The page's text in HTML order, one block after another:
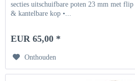
secties uitschuifbare poten 23 mm met
& kantelbare kop •...
EUR 65,00 *
Onthouden